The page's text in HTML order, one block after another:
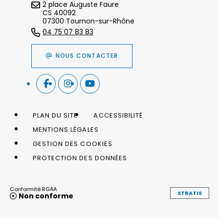
2 place Auguste Faure
CS 40092
07300 Tournon-sur-Rhône
04 75 07 83 83
NOUS CONTACTER
PLAN DU SITE
ACCESSIBILITÉ
MENTIONS LÉGALES
GESTION DES COOKIES
PROTECTION DES DONNÉES
Conformité RGAA
Non conforme STRATIS